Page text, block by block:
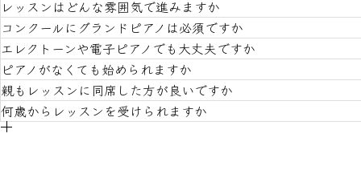
ターナショナルスクールの生徒さんなど多彩な顔ぶれとな
現在通われている生徒さんの半数は移籍の生徒さんです
生徒さんによって千差万別です。中高生はお勉強の片手
他の習い事がメインだったりする生徒さんには、確保で
には３〜４曲以上の併行をしております。
レッスンはどんな雰囲気で進みますか
生徒さんに合わせてそれぞれ異なります。続けることが
すぎないように考慮しております。一方コンクール生の
ります。レッスンの様子は教室Instagram
コンクールにグランドピアノは必須ですか
グランドピアノが必要かどうかの判断は各ご家庭にお任
グランドピアノでの練習環境は必要になってくると思い
エレクトーンや電子ピアノでも大丈夫ですか
エレクトーンは、鍵盤の数やペダルの役割が全く異なる
ただいております。電子ピアノの生徒さんもおります。
ピアノがなくても始められますか
レッスン開始時になにかしら、練習するための鍵盤楽器を
親もレッスンに同席した方が良いですか
何歳からレッスンを受けられますか